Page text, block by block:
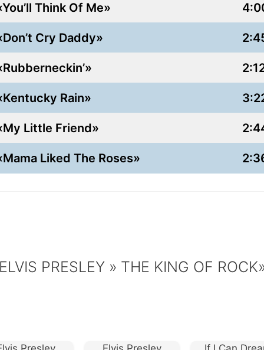
Think Of Me»
Cry Daddy»
Rain»
Little Friend»
Liked The Roses»
PRESLEY » THE KING OF